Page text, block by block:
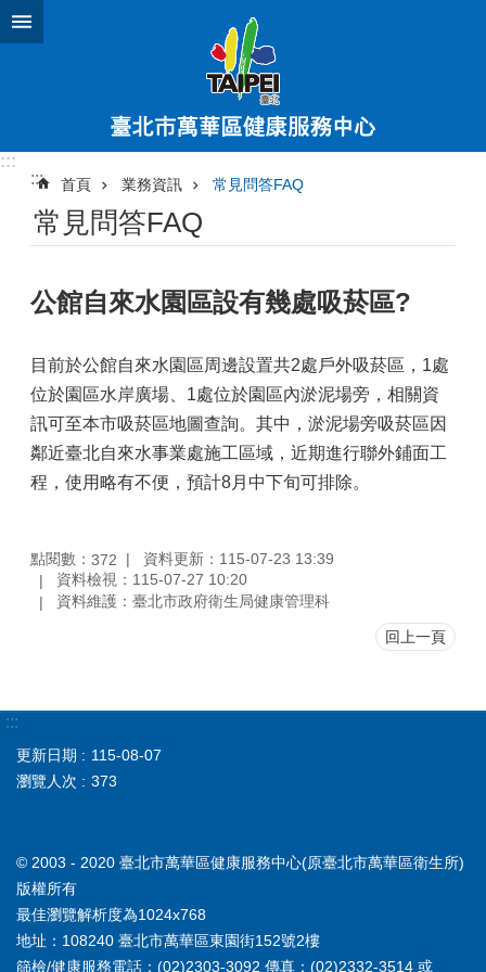
跳到主要內容區塊
:::
:::
首頁 業務資訊 常見問答FAQ
常見問答FAQ
公館自來水園區設有幾處吸菸區?
目前於公館自來水園區周邊設置共2處戶外吸菸區，1處
位於園區水岸廣場、1處位於園區內淤泥場旁，相關資
訊可至本市吸菸區地圖查詢。其中，淤泥場旁吸菸區因
鄰近臺北自來水事業處施工區域，近期進行聯外鋪面工
程，使用略有不便，預計8月中下旬可排除。
點閱數： 372
資料更新：115-07-23 13:39
資料檢視：115-07-27 10:20
資料維護：臺北市政府衛生局健康管理科
回上一頁
:::
更新日期
115-08-07
瀏覽人次
373
© 2003 - 2020 臺北市萬華區健康服務中心(原臺北市萬華區衛生所)
版權所有
最佳瀏覽解析度為1024x768
地址：108240 臺北市萬華區東園街152號2樓
篩檢/健康服務電話：(02)2303-3092 傳真：(02)2332-3514 或